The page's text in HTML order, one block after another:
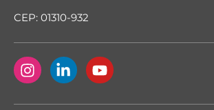
CEP: 01310-932